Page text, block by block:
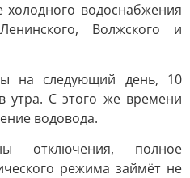
водоснабжения
Волжского и
на следующий день, 10
утра. С этого же времени
водовода.
отключения, полное
режима займёт не